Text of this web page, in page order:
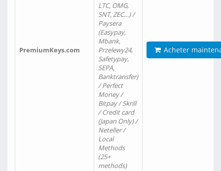
PremiumKeys.com
LTC, OMG,
SNT, ZEC…) /
Paysera
(Easypay,
Mbank,
Przelewy24,
Safetypay,
SEPA,
Banktransfer)
/ Perfect
Money /
Bitpay / Skrill
/ Credit card
(Japan Only) /
Neteller /
Local
Methods
(25+
methods)
Acheter